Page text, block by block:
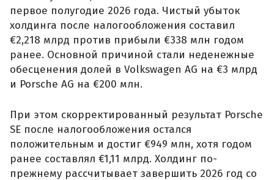
первое полугодие 2026 года. Чистый убыток
холдинга после налогообложения составил
€2,218 млрд против прибыли €338 млн годом
ранее. Основной причиной стали неденежные
обесценения долей в Volkswagen AG на €3 млрд
и Porsche AG на €200 млн.
При этом скорректированный результат Porsche
SE после налогообложения остался
положительным и достиг €949 млн, хотя годом
ранее составлял €1,11 млрд. Холдинг по-
прежнему рассчитывает завершить 2026 год со